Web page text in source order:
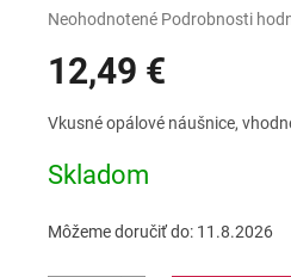
Priemerné
produktu
je
z
hviezdičiek.
Neohodnotené Podrobnosti
12,49 €
cena:
Vkusné opálové náušnice,
Skladom
Môžeme doručiť do: 11.8.2026